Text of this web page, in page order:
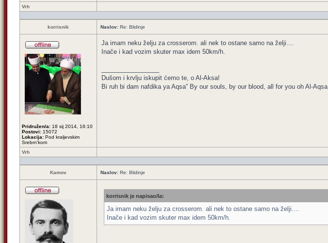
Vrh
korrisnik Naslov: Re: Blidinje
Pridružen/a: 18 sij 2014, 16:10
Postovi: 15072
Lokacija: Pod kraljevskim
Srebrn'kom
Ja imam neku želju za crosserom. ali nek to ostane samo na želji....
Inače i kad vozim skuter max idem 50km/h.
Dušom i krvlju iskupit ćemo te, o Al-Aksa!
Bi ruh bi dam nafdika ya Aqsa” By our souls, by our blood, all for you oh Al-Aqsa
Vrh
Kamov Naslov: Re: Blidinje
korrisnik je napisao/la:
Ja imam neku želju za crosserom. ali nek to ostane samo na želji....
Inače i kad vozim skuter max idem 50km/h.